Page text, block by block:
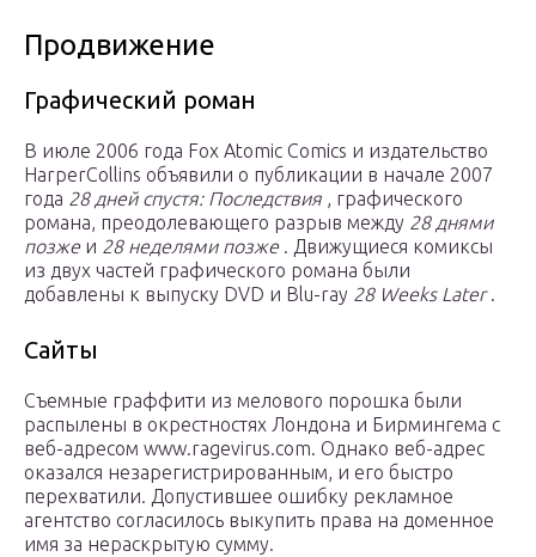
Продвижение
Графический роман
В июле 2006 года Fox Atomic Comics и издательство
HarperCollins объявили о публикации в начале 2007
года 28 дней спустя: Последствия , графического
романа, преодолевающего разрыв между 28 днями
позжеи 28 неделями позже. Движущиеся комиксы
из двух частей графического романа были
добавлены к выпуску DVD и Blu-ray 28 Weeks Later.
Сайты
Съемные граффити из мелового порошка были
распылены в окрестностях Лондона и Бирмингема с
веб-адресом www.ragevirus.com. Однако веб-адрес
оказался незарегистрированным, и его быстро
перехватили. Допустившее ошибку рекламное
агентство согласилось выкупить права на доменное
имя за нераскрытую сумму.